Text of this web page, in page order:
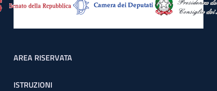
Footer menu
AREA RISERVATA
ISTRUZIONI